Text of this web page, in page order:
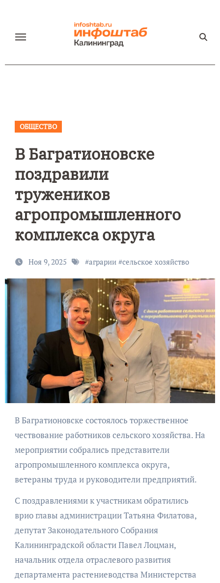
содержанию
ОБЩЕСТВО
В Багратионовске
поздравили
тружеников
агропромышленного
комплекса округа
Ноя 9, 2025 #аграрии#сельское хозяйство
В Багратионовске состоялось торжественное
чествование работников сельского хозяйства. На
мероприятии собрались представители
агропромышленного комплекса округа,
ветераны труда и руководители предприятий.
С поздравлениями к участникам обратились
врио главы администрации Татьяна Филатова,
депутат Законодательного Собрания
Калининградской области Павел Лоцман,
начальник отдела отраслевого развития
департамента растениеводства Министерства